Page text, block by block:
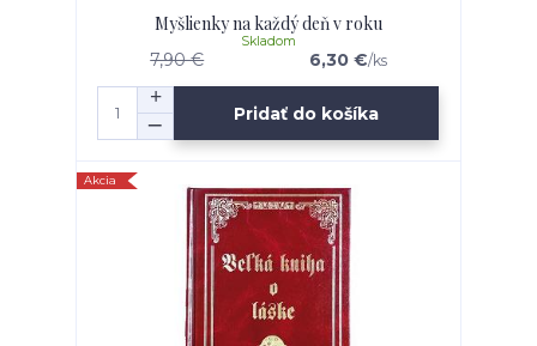
Myšlienky na každý deň v roku
7,90 € 6,30 €/ks
Skladom
Pridať do košíka
Akcia